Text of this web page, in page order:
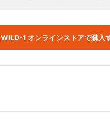
WILD-1 オンラインストアで購入